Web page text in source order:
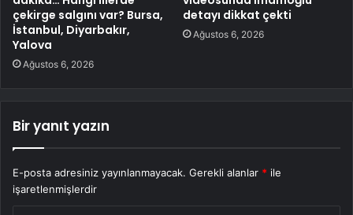
çekirge salgını var? Bursa,
İstanbul, Diyarbakır,
Yalova
Ağustos 6, 2026
detayı dikkat çekti
Ağustos 6, 2026
Bir yanıt yazın
E-posta adresiniz yayınlanmayacak. Gerekli alanlar * ile
işaretlenmişlerdir